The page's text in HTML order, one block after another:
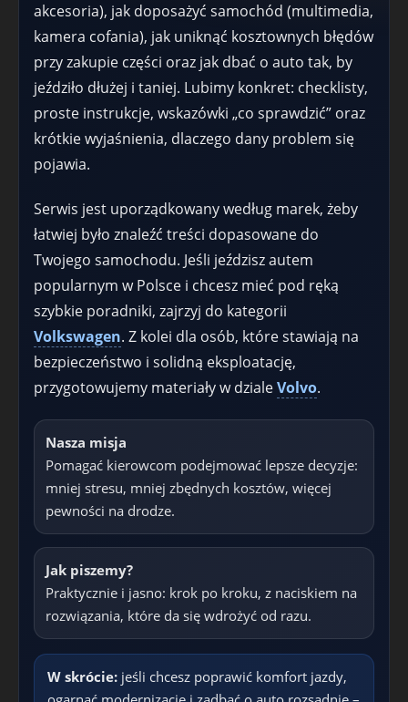
akcesoria), jak doposażyć samochód (multimedia,
kamera cofania), jak uniknąć kosztownych błędów
przy zakupie części oraz jak dbać o auto tak, by
jeździło dłużej i taniej. Lubimy konkret: checklisty,
proste instrukcje, wskazówki „co sprawdzić” oraz
krótkie wyjaśnienia, dlaczego dany problem się
pojawia.
Serwis jest uporządkowany według marek, żeby
łatwiej było znaleźć treści dopasowane do
Twojego samochodu. Jeśli jeździsz autem
popularnym w Polsce i chcesz mieć pod ręką
szybkie poradniki, zajrzyj do kategorii
Volkswagen. Z kolei dla osób, które stawiają na
bezpieczeństwo i solidną eksploatację,
przygotowujemy materiały w dzialeVolvo.
Nasza misja
Pomagać kierowcom podejmować lepsze decyzje:
mniej stresu, mniej zbędnych kosztów, więcej
pewności na drodze.
Jak piszemy?
Praktycznie i jasno: krok po kroku, z naciskiem na
rozwiązania, które da się wdrożyć od razu.
W skrócie: jeśli chcesz poprawić komfort jazdy,